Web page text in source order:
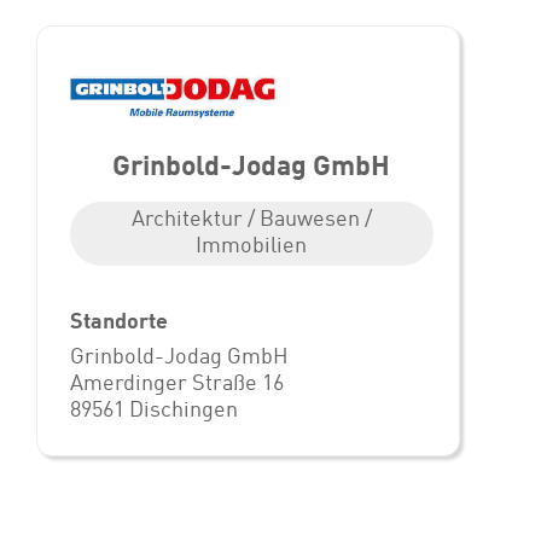
Grinbold-Jodag GmbH
Architektur / Bauwesen /
Immobilien
Standorte
Grinbold-Jodag GmbH
Amerdinger Straße 16
89561 Dischingen